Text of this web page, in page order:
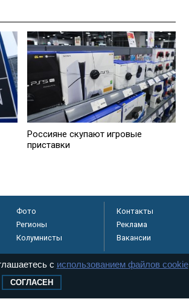
Россияне скупают игровые
приставки
Фото
Регионы
Колумнисты
Контакты
Реклама
Вакансии
с использованием файлов cookie
СОГЛАСЕН